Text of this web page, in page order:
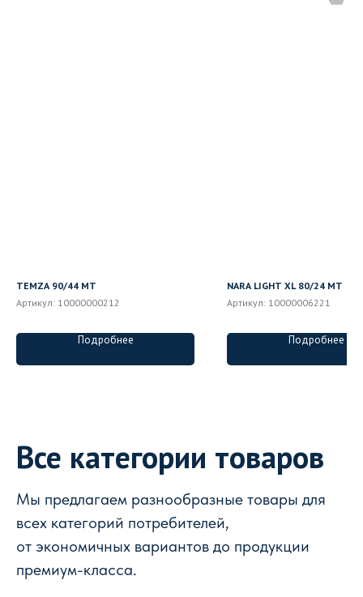
TEMZA 90/44 MT
Артикул: 10000000212
Подробнее
NARA LIGHT XL 80/24 MT
Артикул: 10000006221
Подробнее
Все категории товаров
Мы предлагаем разнообразные товары для
всех категорий потребителей,
от экономичных вариантов до продукции
премиум-класса.